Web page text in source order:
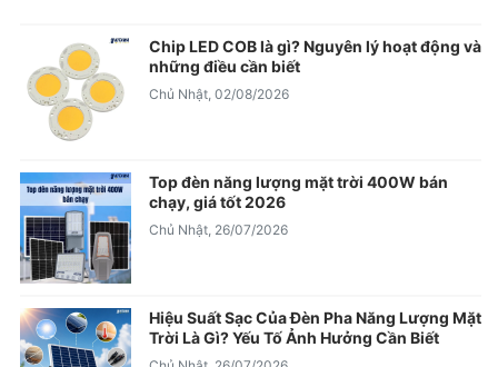
Chip LED COB là gì? Nguyên lý hoạt động và
những điều cần biết
Chủ Nhật, 02/08/2026
Top đèn năng lượng mặt trời 400W bán
chạy, giá tốt 2026
Chủ Nhật, 26/07/2026
Hiệu Suất Sạc Của Đèn Pha Năng Lượng Mặt
Trời Là Gì? Yếu Tố Ảnh Hưởng Cần Biết